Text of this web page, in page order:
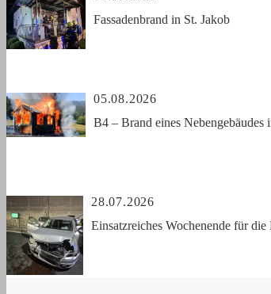
Fassadenbrand in St. Jakob
05.08.2026
B4 – Brand eines Nebengebäudes
28.07.2026
Einsatzreiches Wochenende für